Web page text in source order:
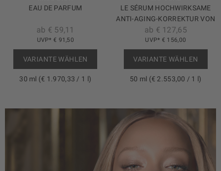
EAU DE PARFUM
UVP* € 91,50
ab € 59,11
VARIANTE WÄHLEN
30 ml (€ 1.970,33 / 1 l)
LE SÉRUM HOCHWIRKSAME
ANTI-AGING-KORREKTUR VON
FALTEN UND STRAFFHEIT
UVP* € 156,00
ab € 127,65
VARIANTE WÄHLEN
50 ml (€ 2.553,00 / 1 l)